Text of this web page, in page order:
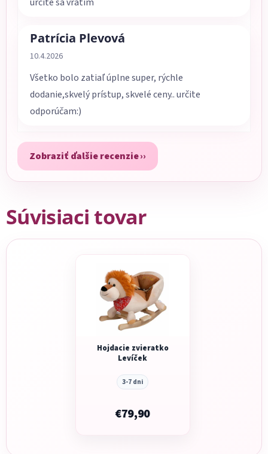
Patrícia Plevová
Hodnotenie obchodu je 5 z 5 hviezdičiek.
10.4.2026
Všetko bolo zatiaľ úplne super, rýchle
dodanie,skvelý prístup, skvelé ceny.. určite
odporúčam:)
Zobraziť ďalšie recenzie
Súvisiaci tovar
Hojdacie zvieratko
Levíček
3-7 dni
€79,90